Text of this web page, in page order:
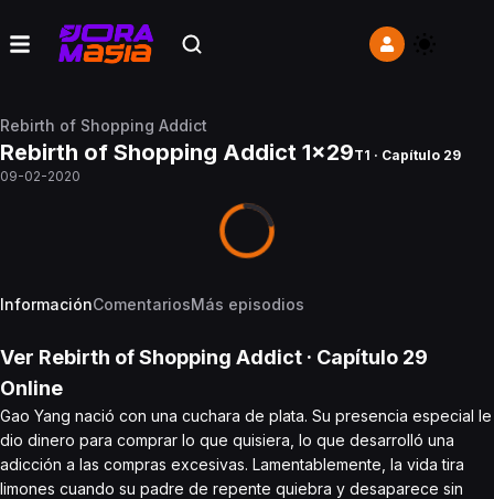
Rebirth of Shopping Addict
Rebirth of Shopping Addict 1x29T1 · Capítulo 29
09-02-2020
InformaciónComentariosMás episodios
Ver Rebirth of Shopping Addict · Capítulo 29
Online
Gao Yang nació con una cuchara de plata. Su presencia especial le
dio dinero para comprar lo que quisiera, lo que desarrolló una
adicción a las compras excesivas. Lamentablemente, la vida tira
limones cuando su padre de repente quiebra y desaparece sin